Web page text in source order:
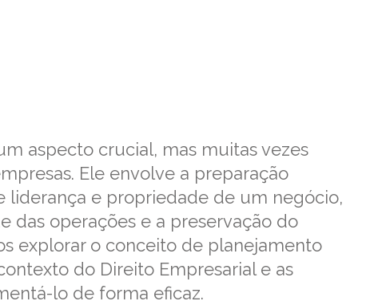
aspecto crucial, mas muitas vezes
Ele envolve a preparação
liderança e propriedade de um negócio,
das operações e a preservação do
explorar o conceito de planejamento
do Direito Empresarial e as
lo de forma eficaz.